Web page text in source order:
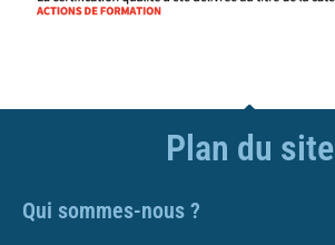
Plan du site
Qui sommes-nous ?